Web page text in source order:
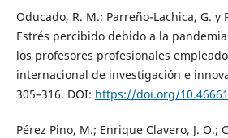
Oducado, R. M.; Parreño-Lachica, G. y
Estrés percibido debido a la
los profesores profesionales
internacional de investigación e
305–316. DOI: https://doi.org/
Pérez Pino, M.; Enrique Clavero, J. O.;